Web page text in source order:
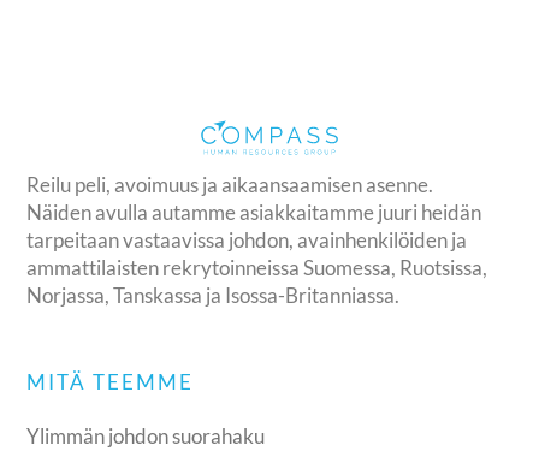
Reilu peli, avoimuus ja aikaansaamisen asenne.
Näiden avulla autamme asiakkaitamme juuri heidän
tarpeitaan vastaavissa johdon, avainhenkilöiden ja
ammattilaisten rekrytoinneissa Suomessa, Ruotsissa,
Norjassa, Tanskassa ja Isossa-Britanniassa.
MITÄ TEEMME
Ylimmän johdon suorahaku